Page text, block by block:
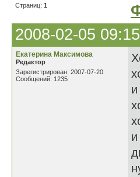
Страниц: 1
2008-02-05
Екатерина Максимова
Редактор
Зарегистрирован: 2007-07-20
Сообщений: 1235